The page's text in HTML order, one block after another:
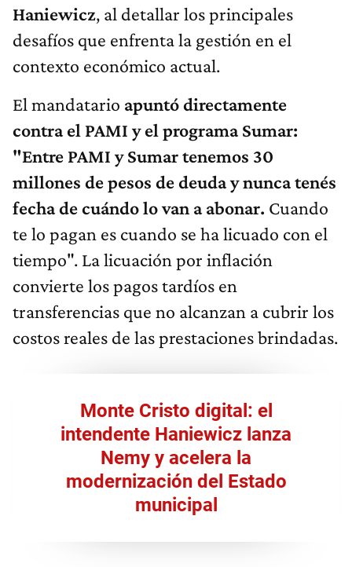
Haniewicz, al detallar los principales
desafíos que enfrenta la gestión en el
contexto económico actual.
El mandatario apuntó directamente
contra el PAMI y el programa Sumar:
"Entre PAMI y Sumar tenemos 30
millones de pesos de deuda y nunca tenés
fecha de cuándo lo van a abonar. Cuando
te lo pagan es cuando se ha licuado con el
tiempo". La licuación por inflación
convierte los pagos tardíos en
transferencias que no alcanzan a cubrir los
costos reales de las prestaciones brindadas.
Monte Cristo digital: el
intendente Haniewicz lanza
Nemy y acelera la
modernización del Estado
municipal